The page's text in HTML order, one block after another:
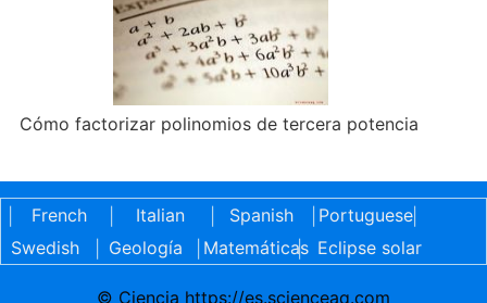
Cómo factorizar polinomios de tercera potencia
French Italian Spanish Portuguese|
Swedish
Geología Matemáticas
| Eclipse solar
© Ciencia https://es.scienceaq.com